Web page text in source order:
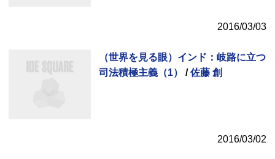
2016/03/03
（世界を見る眼）インド：岐路に立つ
司法積極主義（1）
/佐藤 創
2016/03/02